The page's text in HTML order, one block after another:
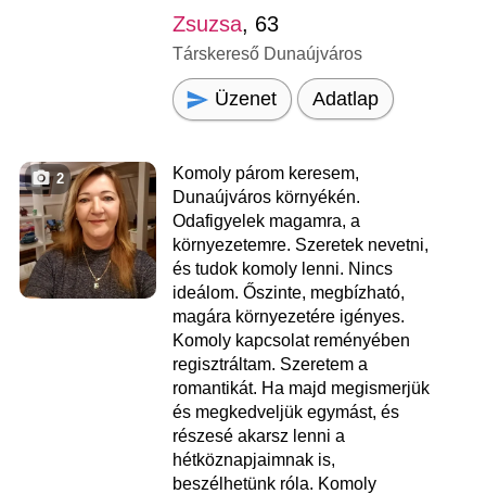
Zsuzsa, 63
Társkereső Dunaújváros
Üzenet Adatlap
2
Komoly párom keresem,
Dunaújváros környékén.
Odafigyelek magamra, a
környezetemre. Szeretek nevetni,
és tudok komoly lenni. Nincs
ideálom. Őszinte, megbízható,
magára környezetére igényes.
Komoly kapcsolat reményében
regisztráltam. Szeretem a
romantikát. Ha majd megismerjük
és megkedveljük egymást, és
részesé akarsz lenni a
hétköznapjaimnak is,
beszélhetünk róla. Komoly